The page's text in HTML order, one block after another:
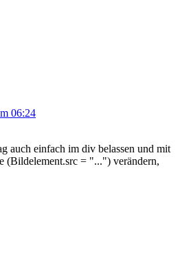
06:24
auch einfach im div belassen und mit
(Bildelement.src = "...") verändern,